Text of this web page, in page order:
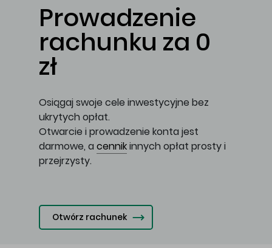
Prowadzenie
rachunku za 0
zł
Osiągaj swoje cele inwestycyjne bez
ukrytych opłat.
Otwarcie i prowadzenie konta jest
darmowe, a cennikinnych opłat prosty i
przejrzysty.
Otwórz rachunek